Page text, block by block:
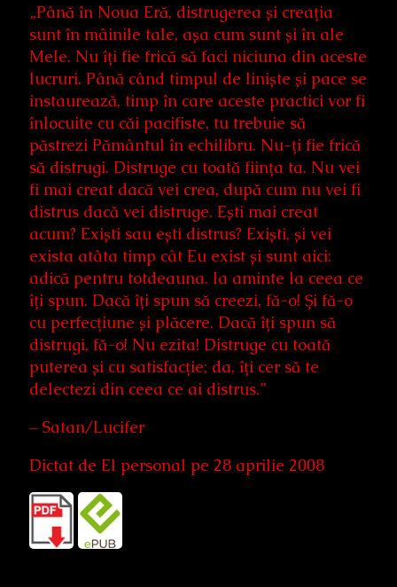
„Până în Noua Eră, distrugerea și creația
sunt în mâinile tale, așa cum sunt și în ale
Mele. Nu îți fie frică să faci niciuna din aceste
lucruri. Până când timpul de liniște și pace se
instaurează, timp în care aceste practici vor fi
înlocuite cu căi pacifiste, tu trebuie să
păstrezi Pământul în echilibru. Nu-ți fie frică
să distrugi. Distruge cu toată ființa ta. Nu vei
fi mai creat dacă vei crea, după cum nu vei fi
distrus dacă vei distruge. Ești mai creat
acum? Exiști sau ești distrus? Exiști, și vei
exista atâta timp cât Eu exist și sunt aici:
adică pentru totdeauna. Ia aminte la ceea ce
îți spun. Dacă îți spun să creezi, fă-o! Și fă-o
cu perfecțiune și plăcere. Dacă îți spun să
distrugi, fă-o! Nu ezita! Distruge cu toată
puterea și cu satisfacție; da, îți cer să te
delectezi din ceea ce ai distrus.”
– Satan/Lucifer
Dictat de El personal pe 28 aprilie 2008